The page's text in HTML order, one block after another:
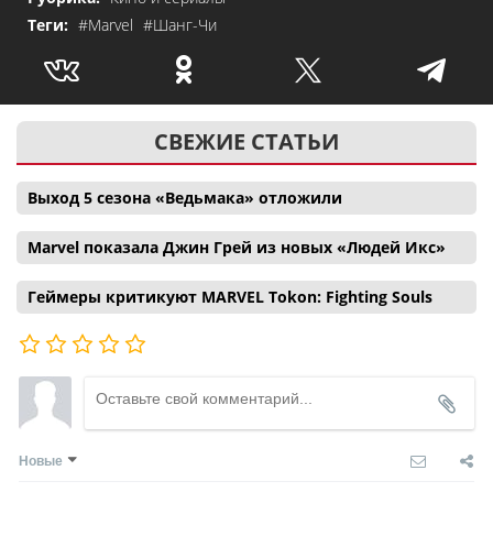
Теги: #Marvel #Шанг-Чи
СВЕЖИЕ СТАТЬИ
Выход 5 сезона «Ведьмака» отложили
Marvel показала Джин Грей из новых «Людей Икс»
Геймеры критикуют MARVEL Tokon: Fighting Souls
Новые